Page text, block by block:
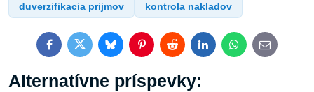
duverzifikacia prijmov kontrola nakladov
FacebookTwitterBlueskyPinterestRedditLinkedInWhatsApp
E-
mail
Alternatívne príspevky: